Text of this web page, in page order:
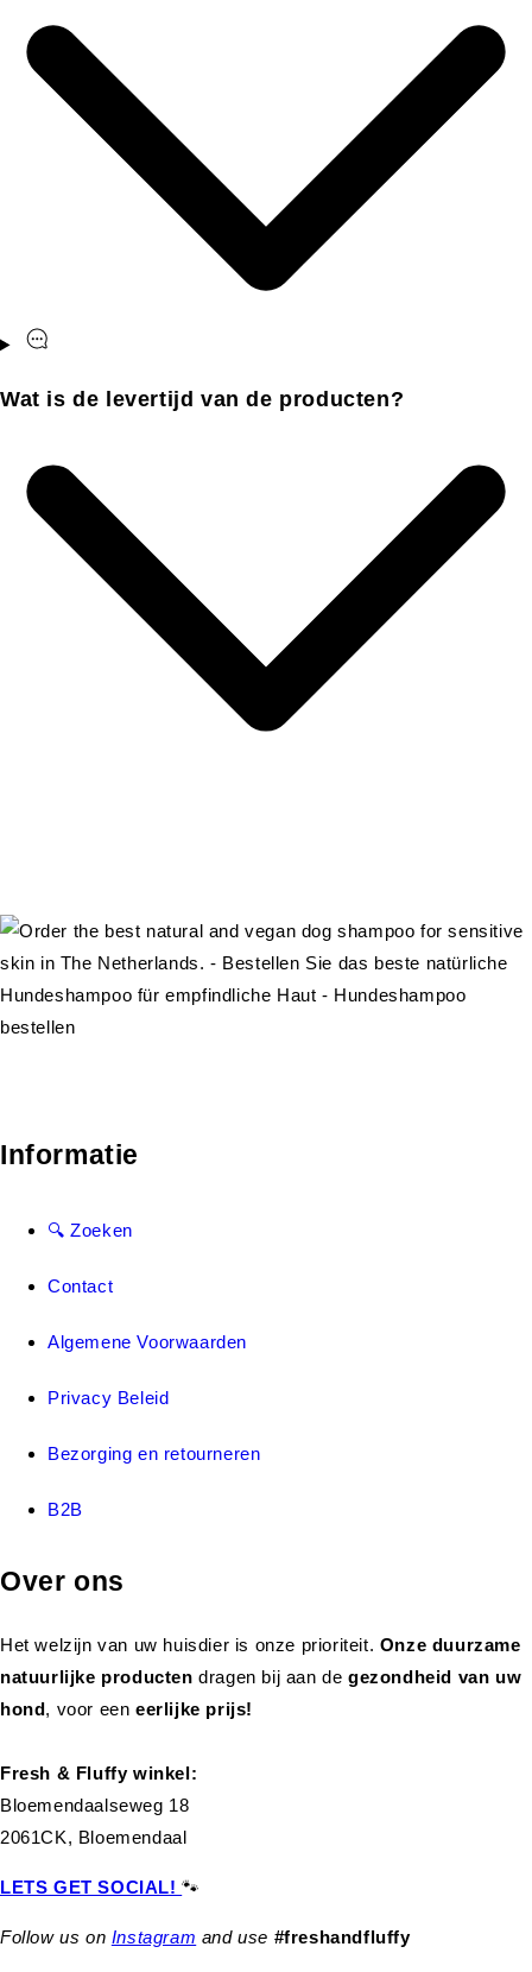
Wat is de levertijd van de producten?
Informatie
🔍 Zoeken
Contact
Algemene Voorwaarden
Privacy Beleid
Bezorging en retourneren
B2B
Over ons
Het welzijn van uw huisdier is onze prioriteit. Onze duurzame
natuurlijke productendragen bij aan de gezondheid van uw
hond, voor eeneerlijke prijs!
Fresh & Fluffy winkel:
Bloemendaalseweg 18
2061CK, Bloemendaal
LETS GET SOCIAL!🐾
Follow us on Instagram and use #freshandfluffy